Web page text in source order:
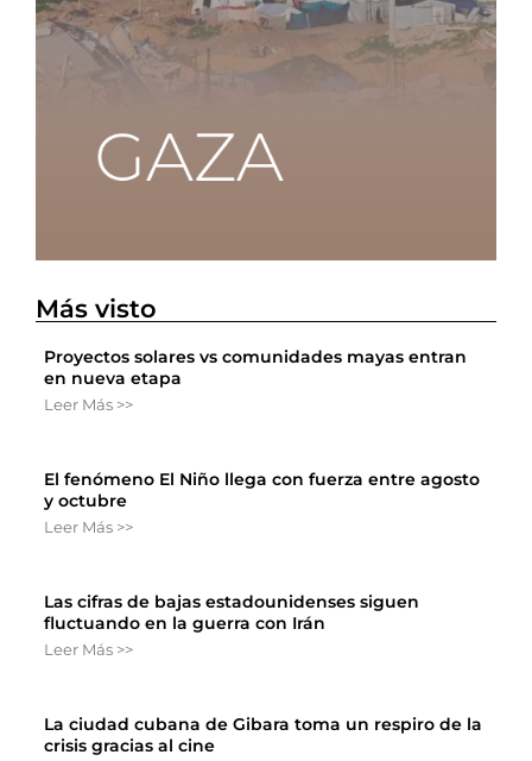
Más visto
Proyectos solares vs comunidades mayas entran
en nueva etapa
Leer Más >>
El fenómeno El Niño llega con fuerza entre agosto
y octubre
Leer Más >>
Las cifras de bajas estadounidenses siguen
fluctuando en la guerra con Irán
Leer Más >>
La ciudad cubana de Gibara toma un respiro de la
crisis gracias al cine